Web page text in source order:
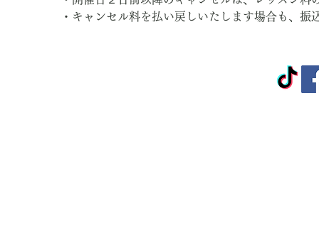
・キャンセル料を払い戻しいたします場合も、振